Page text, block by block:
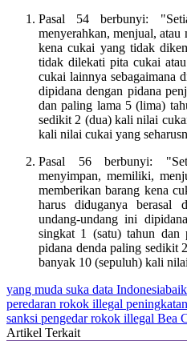
Pasal 54 berbunyi:
menyerahkan, menjual,
kena cukai yang tidak
tidak dilekati pita cukai
cukai lainnya sebagaimana
dipidana dengan pidana
dan paling lama 5 (lima)
sedikit 2 (dua) kali nilai
kali nilai cukai yang
Pasal 56 berbunyi:
menyimpan, memiliki,
memberikan barang kena
harus diduganya berasal
undang-undang ini
singkat 1 (satu) tahun
pidana denda paling sedikit
banyak 10 (sepuluh) kali
yang muda suka data
peredaran rokok illegal
sanksi pengedar rokok illegal Bea
Artikel Terkait